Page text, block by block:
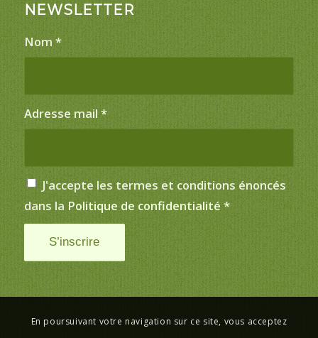
NEWSLETTER
Nom *
Adresse mail *
J'accepte les termes et conditions énoncés
dans la Politique de confidentialité *
En poursuivant votre navigation sur ce site, vous acceptez